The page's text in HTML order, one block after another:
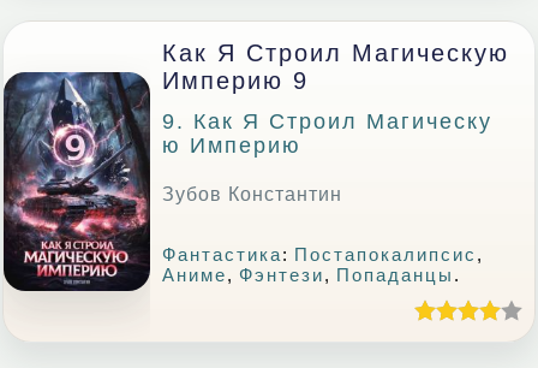
Как Я Строил Магическую
Империю 9
9. Как Я Строил Магическу
Ю Империю
Зубов Константин
Фантастика: Постапокалипсис ,
Аниме, Фэнтези, Попаданцы .